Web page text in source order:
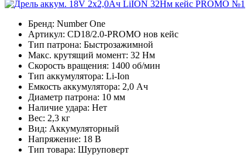
Бренд: Number One
Артикул: CD18/2.0-PROMO нов кейс
Тип патрона: Быстрозажимной
Макс. крутящий момент: 32 Нм
Скорость вращения: 1400 об/мин
Тип аккумулятора: Li-Ion
Емкость аккумулятора: 2,0 Ач
Диаметр патрона: 10 мм
Наличие удара: Нет
Вес: 2,3 кг
Вид: Аккумуляторный
Напряжение: 18 В
Тип товара: Шуруповерт